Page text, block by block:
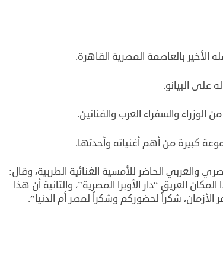
بالعاصمة المصرية القاهرة.
على البيانو.
والسفراء العرب والفنانين.
كبيرة من أهم أغنياته وأحدثها.
الحاضر للأمسية الغنائية الطربية، وقال:
العريق “دار الأوبرا المصرية”، والثانية أن هذا
شكراً لحضوركم وشكراً لمصر أم الدنيا”.